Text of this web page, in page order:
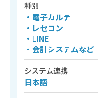
種別
・電子カルテ
・レセコン
・LINE
・会計システムなど
システム連携
日本語